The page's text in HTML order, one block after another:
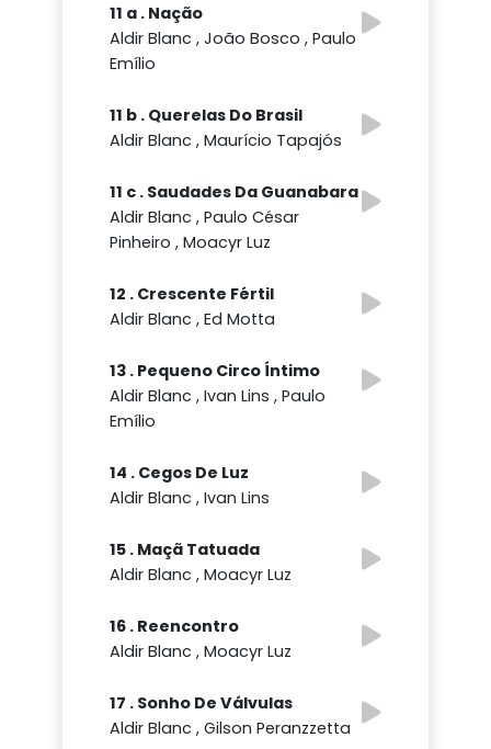
11 a . Nação
Aldir Blanc , João Bosco , Paulo
Emílio
11 b . Querelas Do Brasil
Aldir Blanc , Maurício Tapajós
11 c . Saudades Da Guanabara
Aldir Blanc , Paulo César
Pinheiro , Moacyr Luz
12 . Crescente Fértil
Aldir Blanc , Ed Motta
13 . Pequeno Circo Íntimo
Aldir Blanc , Ivan Lins , Paulo
Emílio
14 . Cegos De Luz
Aldir Blanc , Ivan Lins
15 . Maçã Tatuada
Aldir Blanc , Moacyr Luz
16 . Reencontro
Aldir Blanc , Moacyr Luz
17 . Sonho De Válvulas
Aldir Blanc , Gilson Peranzzetta